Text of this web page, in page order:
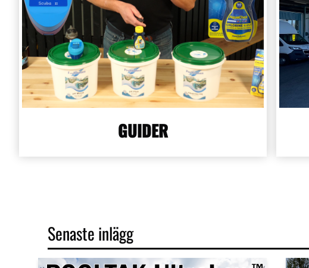
GUIDER
Senaste inlägg